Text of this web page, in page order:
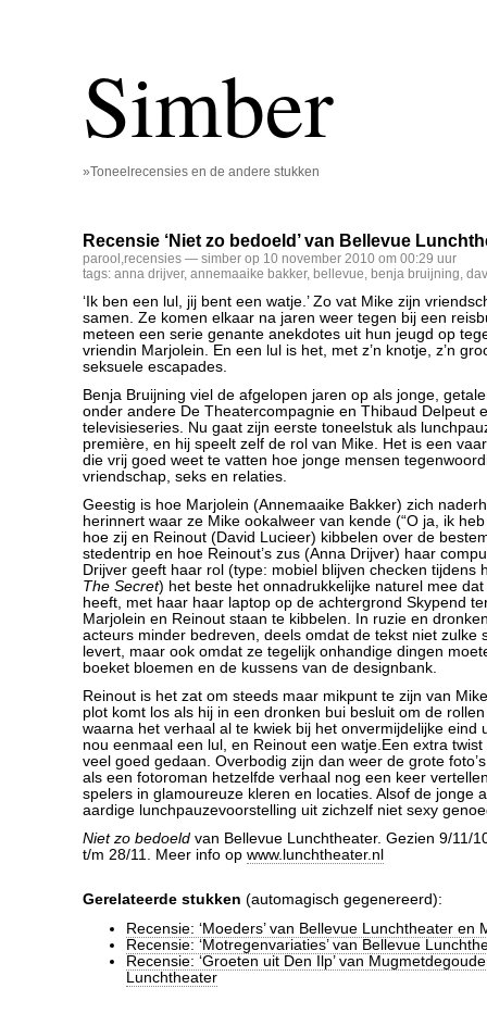
Simber
»Toneelrecensies en de andere stukken
Recensie ‘Niet zo bedoeld’ van Bellevue
parool ,recensies — simber op 10 november 2010 om 00:29 uur
tags: anna drijver, annemaaike bakker, bellevue, benja bruijning,
‘Ik ben een lul, jij bent een watje.’ Zo vat Mike zijn
samen. Ze komen elkaar na jaren weer tegen bij een
meteen een serie genante anekdotes uit hun jeugd op
vriendin Marjolein. En een lul is het, met z’n knotje, z’n
seksuele escapades.
Benja Bruijning viel de afgelopen jaren op als jonge,
onder andere De Theatercompagnie en Thibaud Delpeut
televisieseries. Nu gaat zijn eerste toneelstuk als
première, en hij speelt zelf de rol van Mike. Het is een
die vrij goed weet te vatten hoe jonge mensen
vriendschap, seks en relaties.
Geestig is hoe Marjolein (Annemaaike Bakker) zich
herinnert waar ze Mike ookalweer van kende (“O ja, ik
hoe zij en Reinout (David Lucieer) kibbelen over de
stedentrip en hoe Reinout’s zus (Anna Drijver) haar
Drijver geeft haar rol (type: mobiel blijven checken tijdens
The Secret) het beste het onnadrukkelijke naturel mee
heeft, met haar haar laptop op de achtergrond Skypend
Marjolein en Reinout staan te kibbelen. In ruzie en
acteurs minder bedreven, deels omdat de tekst niet zulke
levert, maar ook omdat ze tegelijk onhandige dingen
boeket bloemen en de kussens van de designbank.
Reinout is het zat om steeds maar mikpunt te zijn van
plot komt los als hij in een dronken bui besluit om de
waarna het verhaal al te kwiek bij het onvermijdelijke eind
nou eenmaal een lul, en Reinout een watje.Een extra
veel goed gedaan. Overbodig zijn dan weer de grote
als een fotoroman hetzelfde verhaal nog een keer
spelers in glamoureuze kleren en locaties. Alsof de jonge
aardige lunchpauzevoorstelling uit zichzelf niet sexy
Niet zo bedoeld van Bellevue Lunchtheater. Gezien 9/11/
t/m 28/11. Meer info op www.lunchtheater.nl
Gerelateerde stukken (automagisch gegenereerd):
Recensie: ‘Moeders’ van Bellevue Lunchtheater en
Recensie: ‘Motregenvariaties’ van Bellevue
Recensie: ‘Groeten uit Den Ilp’ van
Lunchtheater